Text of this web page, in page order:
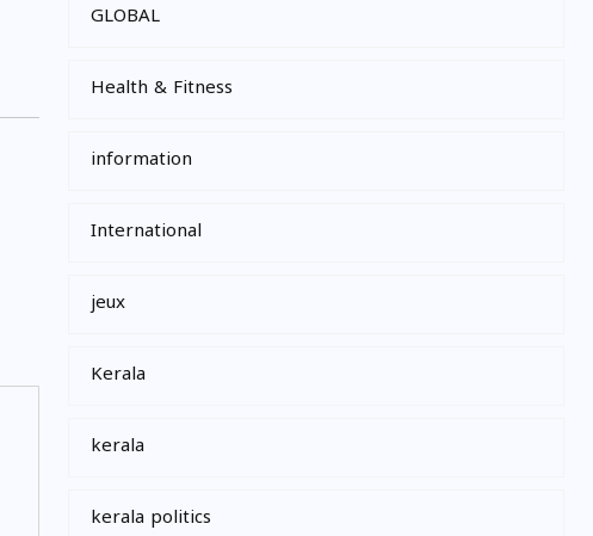
GLOBAL
Health & Fitness
information
International
jeux
Kerala
kerala
kerala politics